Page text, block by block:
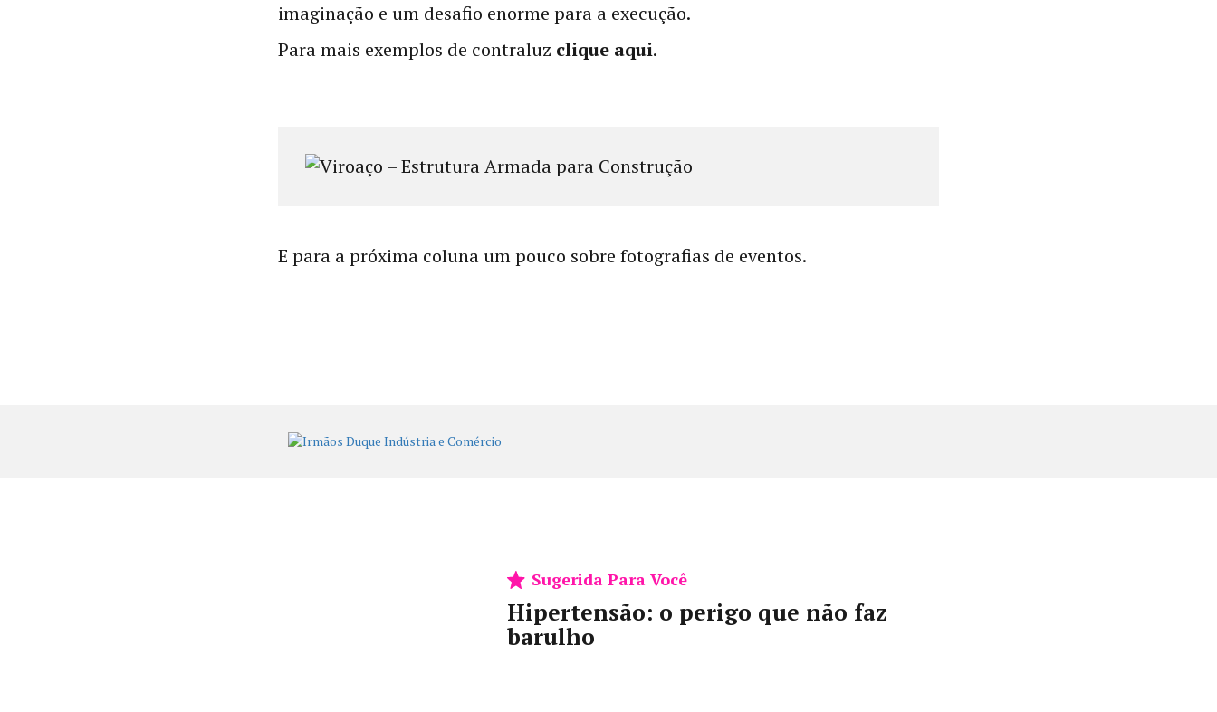
imaginação e um desafio enorme para a execução.
Para mais exemplos de contraluz clique aqui.
E para a próxima coluna um pouco sobre fotografias de eventos.
Sugerida Para Você
Hipertensão: o perigo que não faz
barulho